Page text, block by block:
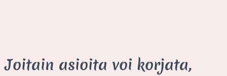
Joitain asioita voi korjata,